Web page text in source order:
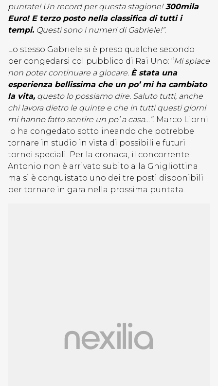
puntate! Un record per questa stagione!300mila
Euro! E terzo posto nella classifica di tutti i
tempi. Questi sono i numeri di Gabriele!”.
Lo stesso Gabriele si è preso qualche secondo
per congedarsi col pubblico di Rai Uno: “Mi spiace
non poter continuare a giocare. È stata una
esperienza bellissima che un po’ mi ha cambiato
la vita, questo lo possiamo dire. Saluto tutti, anche
chi lavora dietro le quinte e che in tutti questi giorni
mi hanno fatto sentire un po’ a casa…”. Marco Liorni
lo ha congedato sottolineando che potrebbe
tornare in studio in vista di possibili e futuri
tornei speciali. Per la cronaca, il concorrente
Antonio non è arrivato subito alla Ghigliottina
ma si è conquistato uno dei tre posti disponibili
per tornare in gara nella prossima puntata.